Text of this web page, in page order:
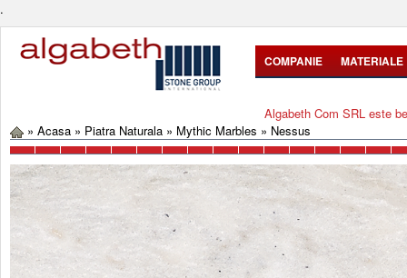
.
COMPANIE MATERIALE
Algabeth Com SRL este
» Acasa » Piatra Naturala » Mythic Marbles » Nessus